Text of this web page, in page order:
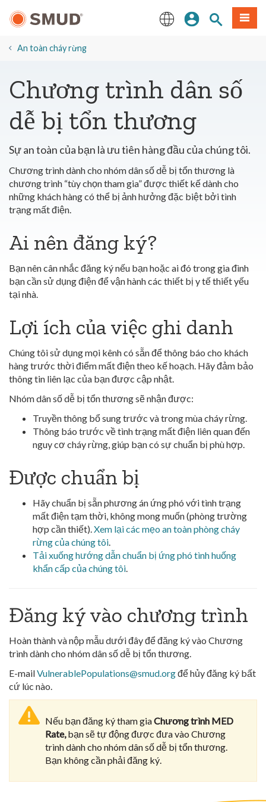
đến
dung
Đăng nhập
Tìm trangThực
An toàn cháy rừng
Chương trình dân số
dễ bị tổn thương
Sự an toàn của bạn là ưu tiên hàng đầu của chúng tôi.
Chương trình dành cho nhóm dân số dễ bị tổn thương là
chương trình “tùy chọn tham gia” được thiết kế dành cho
những khách hàng có thể bị ảnh hưởng đặc biệt bởi tình
trạng mất điện.
Ai nên đăng ký?
Bạn nên cân nhắc đăng ký nếu bạn hoặc ai đó trong gia đình
bạn cần sử dụng điện để vận hành các thiết bị y tế thiết yếu
tại nhà.
Lợi ích của việc ghi danh
Chúng tôi sử dụng mọi kênh có sẵn để thông báo cho khách
hàng trước thời điểm mất điện theo kế hoạch. Hãy đảm bảo
thông tin liên lạc của bạn được cập nhật.
Nhóm dân số dễ bị tổn thương sẽ nhận được:
Truyền thông bổ sung trước và trong mùa cháy rừng.
Thông báo trước về tình trạng mất điện liên quan đến
nguy cơ cháy rừng, giúp bạn có sự chuẩn bị phù hợp.
Được chuẩn bị
Hãy chuẩn bị sẵn phương án ứng phó với tình trạng
mất điện tạm thời, không mong muốn (phòng trường
hợp cần thiết).Xem lại các mẹo an toàn phòng cháy
rừng của chúng tôi.
Tải xuống hướng dẫn chuẩn bị ứng phó tình huống
khẩn cấp của chúng tôi.
Đăng ký vào chương trình
Hoàn thành và nộp mẫu dưới đây để đăng ký vào Chương
trình dành cho nhóm dân số dễ bị tổn thương.
E-mailVulnerablePopulations@smud.orgđể hủy đăng ký bất
cứ lúc nào.
Nếu bạn đăng ký tham giaChương trình MED
Rate,bạn sẽ tự động được đưa vào Chương
trình dành cho nhóm dân số dễ bị tổn thương.
Bạn không cần phải đăng ký.